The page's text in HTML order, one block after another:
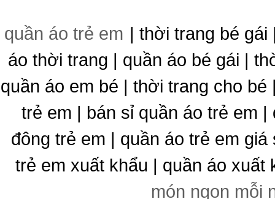
quần áo trẻ em | thời trang bé gái
áo thời trang | quần áo bé gái |
quần áo em bé | thời trang cho
trẻ em | bán sỉ quần áo trẻ em
đông trẻ em | quần áo trẻ em
trẻ em xuất khẩu | quần áo xuất
món ngon mỗi